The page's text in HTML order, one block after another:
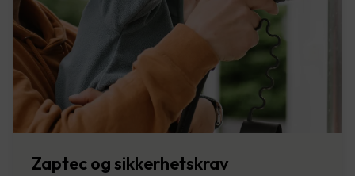
Zaptec og sikkerhetskrav